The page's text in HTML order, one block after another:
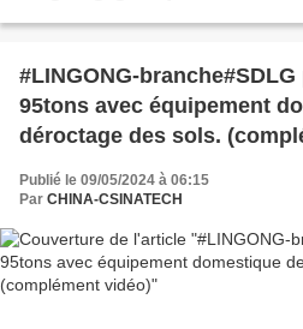
#LINGONG-
95tons avec équipement
déroctage des sols.
Publié le 09/05/2024 à 06:15
Par CHINA-CSINATECH